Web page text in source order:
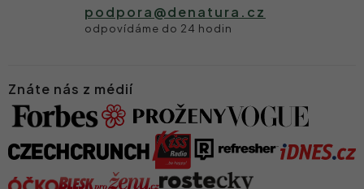
podpora@denatura.cz
Znáte nás z médií